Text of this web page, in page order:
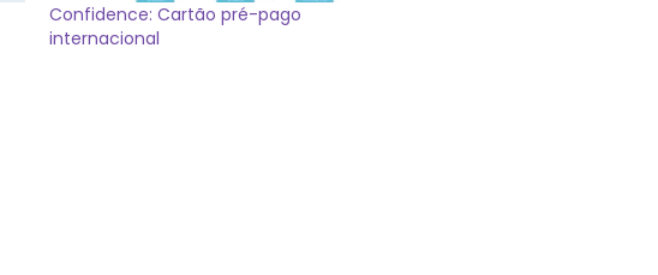
Confidence: Cartão pré-pago
internacional